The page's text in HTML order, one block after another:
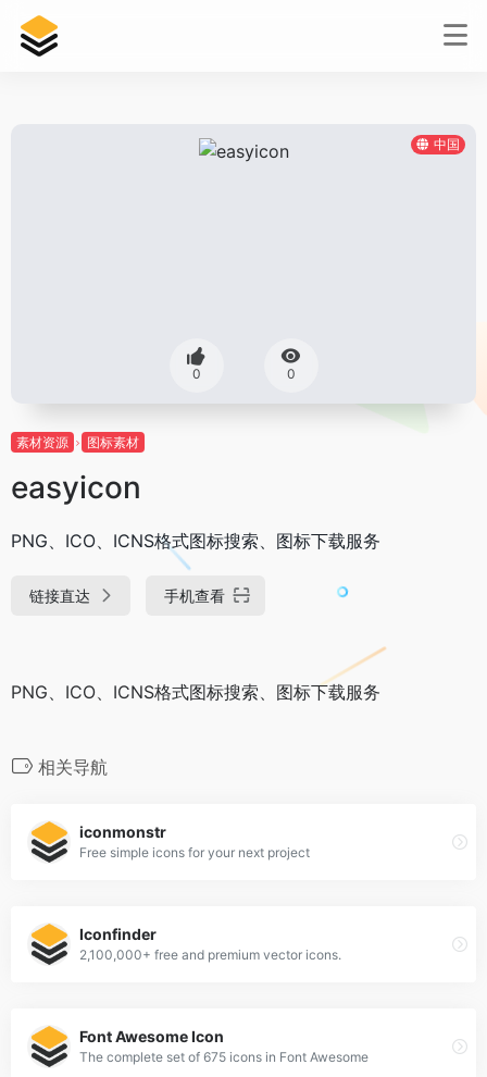
中国
0 0
素材资源 图标素材
easyicon
PNG、ICO、ICNS格式图标搜索、图标下载服务
链接直达 手机查看
PNG、ICO、ICNS格式图标搜索、图标下载服务
相关导航
iconmonstr
Free simple icons for your next project
Iconfinder
2,100,000+ free and premium vector icons.
Font Awesome Icon
The complete set of 675 icons in Font Awesome